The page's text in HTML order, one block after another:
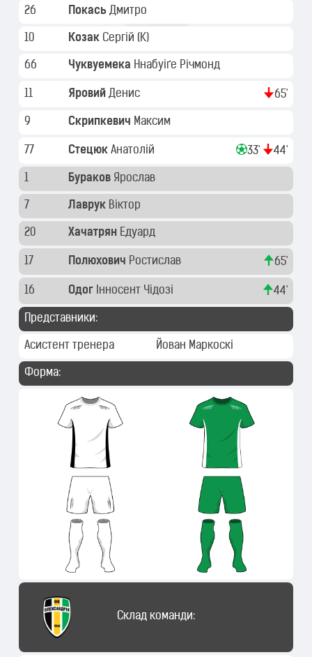
26 Покась Дмитро
10 Козак Сергій (K)
66 Чуквуемека Ннабуіґе Річмонд
11 Яровий Денис 65'
9 Скрипкевич Максим
77 Стецюк Анатолій 33' 44'
1 Бураков Ярослав
7 Лаврук Віктор
20 Хачатрян Едуард
17 Полюхович Ростислав 65'
16 Одог Інносент Чідозі 44'
Представники:
Асистент тренера Йован Маркоскі
Форма:
Склад команди: